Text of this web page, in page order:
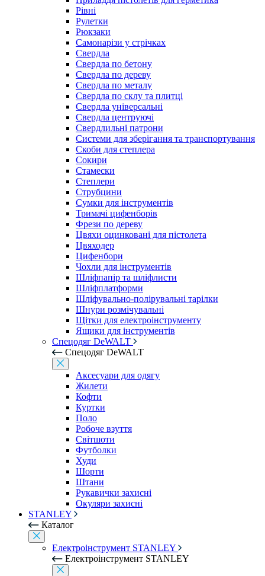
Рівні
Рулетки
Рюкзаки
Самонарізи у стрічках
Свердла
Свердла по бетону
Свердла по дереву
Свердла по металу
Свердла по склу та плитці
Свердла універсальні
Свердла центруючі
Свердлильні патрони
Системи для зберігання та транспортування
Скоби для степлера
Сокири
Стамески
Степлери
Струбцини
Сумки для інструментів
Тримачі цифенборів
Фрези по дереву
Цвяхи оцинковані для пістолета
Цвяходер
Цифенбори
Чохли для інструментів
Шліфпапір та шліфлисти
Шліфплатформи
Шліфувально-полірувальні тарілки
Шнури розмічувальні
Щітки для електроінструменту
Ящики для інструментів
Спецодяг DeWALT
Спецодяг DeWALT
Аксесуари для одягу
Жилети
Кофти
Куртки
Поло
Робоче взуття
Світшоти
Футболки
Худи
Шорти
Штани
Рукавички захисні
Окуляри захисні
STANLEY
Каталог
Електроінструмент STANLEY
Електроінструмент STANLEY